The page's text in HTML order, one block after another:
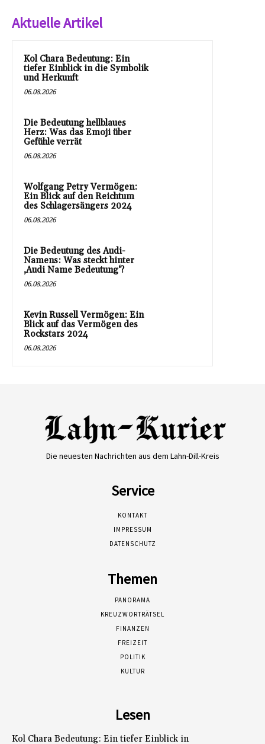
Aktuelle Artikel
Kol Chara Bedeutung: Ein
tiefer Einblick in die Symbolik
und Herkunft
06.08.2026
Die Bedeutung hellblaues
Herz: Was das Emoji über
Gefühle verrät
06.08.2026
Wolfgang Petry Vermögen:
Ein Blick auf den Reichtum
des Schlagersängers 2024
06.08.2026
Die Bedeutung des Audi-
Namens: Was steckt hinter
‚Audi Name Bedeutung‘?
06.08.2026
Kevin Russell Vermögen: Ein
Blick auf das Vermögen des
Rockstars 2024
06.08.2026
Die neuesten Nachrichten aus dem Lahn-Dill-Kreis
Service
KONTAKT
IMPRESSUM
DATENSCHUTZ
Themen
PANORAMA
KREUZWORTRÄTSEL
FINANZEN
FREIZEIT
POLITIK
KULTUR
Lesen
Kol Chara Bedeutung: Ein tiefer Einblick in